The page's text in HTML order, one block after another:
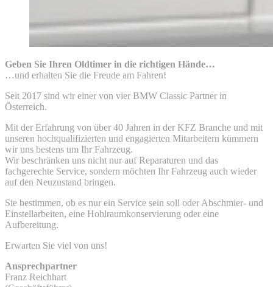
Geben Sie Ihren Oldtimer in die richtigen Hände…
…und erhalten Sie die Freude am Fahren!
Seit 2017 sind wir einer von vier BMW Classic Partner in
Österreich.
Mit der Erfahrung von über 40 Jahren in der KFZ Branche und mit
unseren hochqualifizierten und engagierten Mitarbeitern kümmern
wir uns bestens um Ihr Fahrzeug.
Wir beschränken uns nicht nur auf Reparaturen und das
fachgerechte Service, sondern möchten Ihr Fahrzeug auch wieder
auf den Neuzustand bringen.
Sie bestimmen, ob es nur ein Service sein soll oder Abschmier- und
Einstellarbeiten, eine Hohlraumkonservierung oder eine
Aufbereitung.
Erwarten Sie viel von uns!
Ansprechpartner
Franz Reichhart